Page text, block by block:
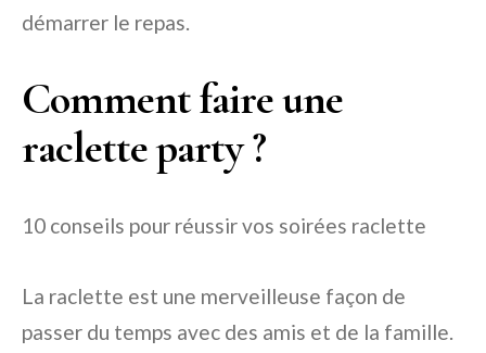
démarrer le repas.
Comment faire une
raclette party ?
10 conseils pour réussir vos soirées raclette
La raclette est une merveilleuse façon de
passer du temps avec des amis et de la famille.